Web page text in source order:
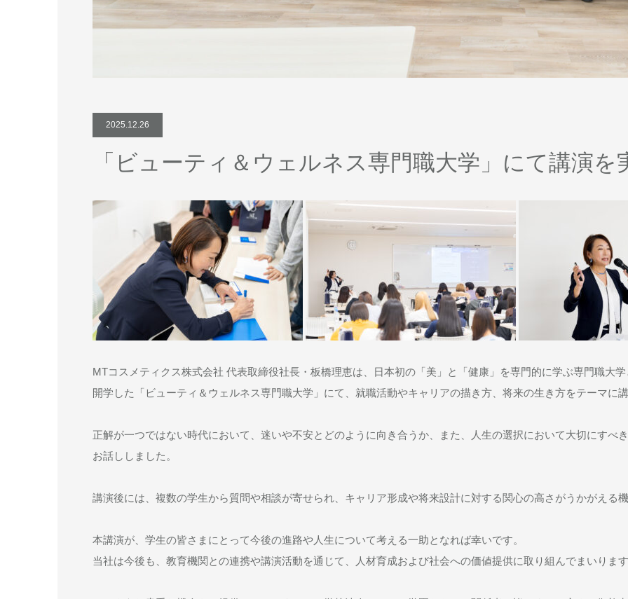
2025.12.26
「ビューティ＆ウェルネス専門職大学」にて講演を
MTコスメティクス株式会社 代表取締役社長・板橋理恵は、日本初の「美」と「健康」を専門的に学ぶ専門職大
開学した「ビューティ＆ウェルネス専門職大学」にて、就職活動やキャリアの描き方、将来の生き方をテーマに講
正解が一つではない時代において、迷いや不安とどのように向き合うか、また、人生の選択において大切にすべ
お話ししました。
講演後には、複数の学生から質問や相談が寄せられ、キャリア形成や将来設計に対する関心の高さがうかがえる機
本講演が、学生の皆さまにとって今後の進路や人生について考える一助となれば幸いです。
当社は今後も、教育機関との連携や講演活動を通じて、人材育成および社会への価値提供に取り組んでまいります